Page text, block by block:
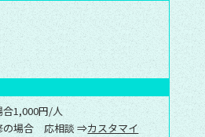
合1,000円/人
の場合 応相談 ⇒カスタマイ